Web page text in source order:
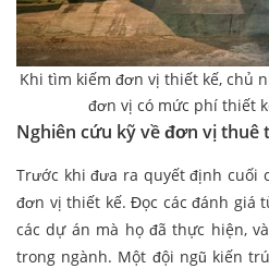
Khi tìm kiếm đơn vị thiết kế, chủ
đơn vị có mức phí thiết
Nghiên cứu kỹ về đơn vị thuê
Trước khi đưa ra quyết định cuối
đơn vị thiết kế. Đọc các đánh giá
các dự án mà họ đã thực hiện,
trong ngành. Một đội ngũ kiến